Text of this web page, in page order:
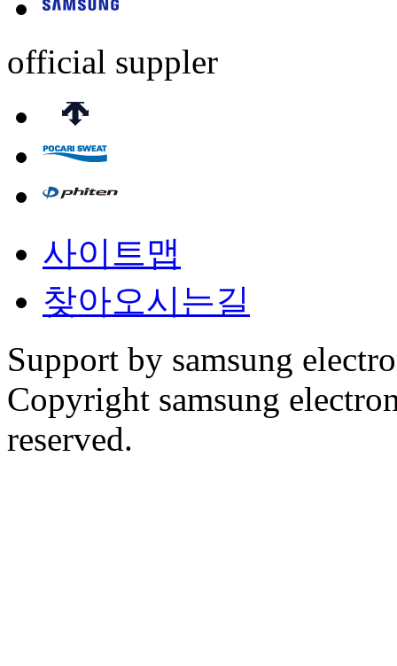
official suppler
사이트맵
찾아오시는길
Support by samsung
Copyright samsung
reserved.